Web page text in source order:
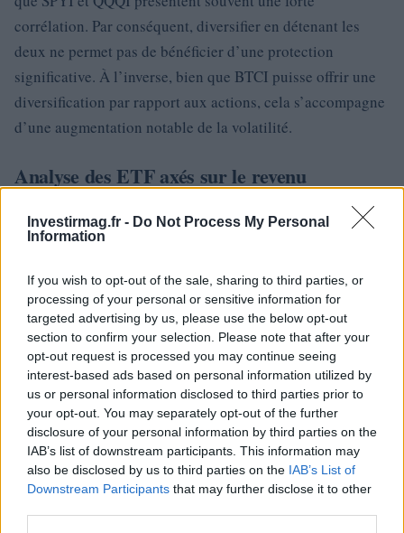
Investirmag.fr - Do Not Process My Personal
Information
If you wish to opt-out of the sale, sharing to third parties, or
processing of your personal or sensitive information for
targeted advertising by us, please use the below opt-out
section to confirm your selection. Please note that after your
opt-out request is processed you may continue seeing
interest-based ads based on personal information utilized by
us or personal information disclosed to third parties prior to
your opt-out. You may separately opt-out of the further
disclosure of your personal information by third parties on the
IAB’s list of downstream participants. This information may
also be disclosed by us to third parties on the IAB’s List of
Downstream Participants that may further disclose it to other
corrélation. Par conséquent, diversifier en détenant les
deux ne permet pas de bénéficier d’une protection
significative. À l’inverse, bien que BTCI puisse offrir une
diversification par rapport aux actions, cela s’accompagne
d’une augmentation notable de la volatilité.
Analyse des ETF axés sur le revenu
Pour les investisseurs qui privilégient la génération de
revenus, les ETF NEO tels que SPYI, QQQI et BTCI
s’accompagnent de compromis, notamment en ce qui
concerne le potentiel de hausse limité, l’érosion du retour
de capital (ROC) et un risque accru. Dans des marchés
haussiers robustes, les ETF d’actions traditionnels peuvent
surpasser ces stratégies basées sur les options en raison
d’une pression moins importante provenant des options.
Il est donc conseillé de considérer les ETF NEO comme
des éléments d’un segment générateur de revenus au sein